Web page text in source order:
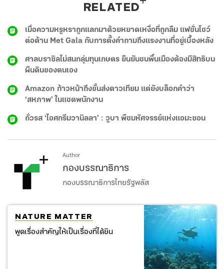
RELATED
เมื่อความหรูหราถูกแลกมาด้วยหยาดเหงื่อที่ถูกลืม แฟชั่นโชว์
ต่อต้าน Met Gala กับการตั้งคำถามถึงแรงงานที่อยู่เบื้องหลัง
ศาลบราซิลไม่สนกลุ่มทุนเกษตร ยืนยันชนพื้นเมืองต้องมีสิทธิบน
ผืนดินของตนเอง
Amazon ก้าวหน้าถึงขั้นส่งดาวเทียม แต่ยังบล็อกคำว่า
‘สหภาพ’ ในแชตพนักงาน
ถั่วรส ‘ไอศกรีมวานิลลา’ : วูบา พืชมหัศจรรย์แห่งแอมะซอน
Author
กองบรรณาธิการ
กองบรรณาธิการไทยรัฐพลัส
NATURE MATTER
พูดเรื่องสำคัญให้เป็นเรื่องที่ได้ยิน